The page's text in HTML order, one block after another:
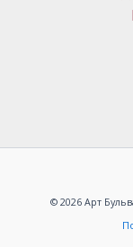
© 2026 Арт